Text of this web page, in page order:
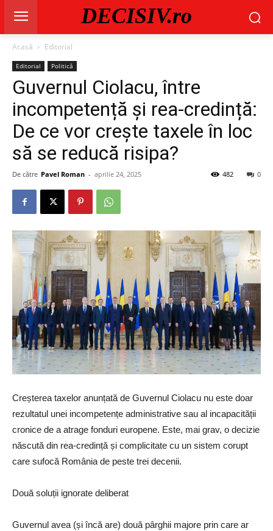
DECISIV.ro
Acasă Editorial
Editorial Politică
Guvernul Ciolacu, între
incompetență și rea-credință:
De ce vor crește taxele în loc
să se reducă risipa?
De către Pavel Roman - aprilie 24, 2025 0
482
Creșterea taxelor anunțată de Guvernul Ciolacu nu este doar
rezultatul unei incompetențe administrative sau al incapacității
cronice de a atrage fonduri europene. Este, mai grav, o decizie
născută din rea-credință și complicitate cu un sistem corupt
care sufocă România de peste trei decenii.
Două soluții ignorate deliberat
Guvernul avea (și încă are) două pârghii majore prin care ar